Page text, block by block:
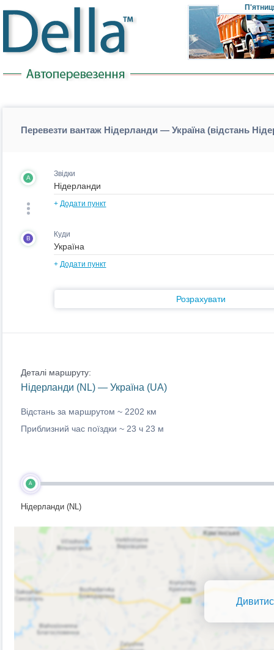
Перевезти вантаж Нідерланди — Україна (відстань
A Звідки
+ Додати пункт
B Куди
+ Додати пункт
Розрахувати
Деталі маршруту:
Нідерланди (NL) — Україна (UA)
Відстань за маршрутом ~ 2202 км
Приблизний час поїздки ~ 23 ч 23 м
A
Нідерланди (NL)